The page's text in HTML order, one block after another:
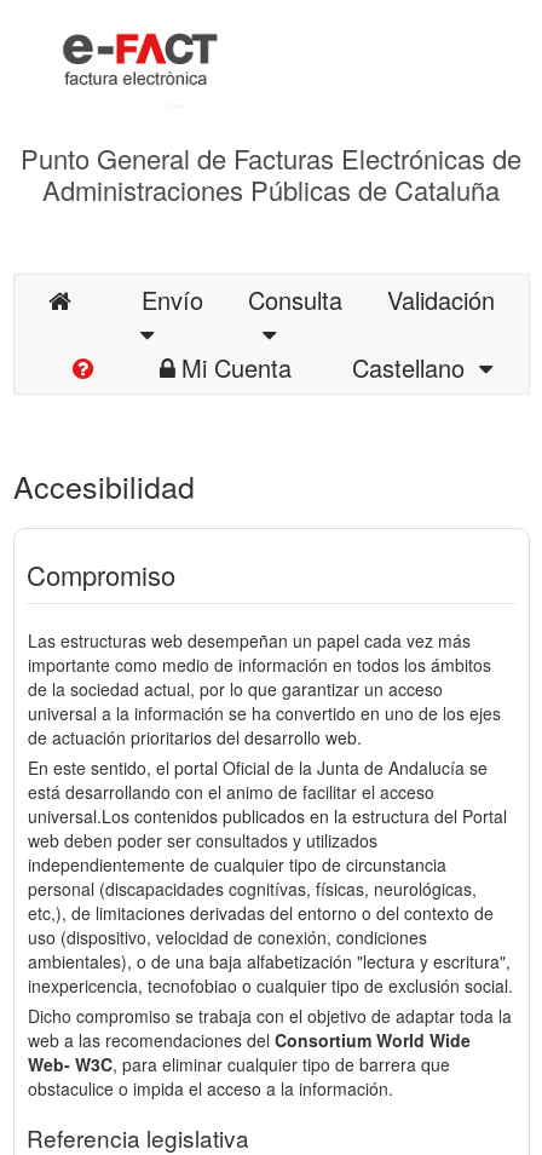
Punto General de Facturas Electrónicas de
Administraciones Públicas de Cataluña
Envío Consulta
Validación
Mi Cuenta
Castellano
Accesibilidad
Compromiso
Las estructuras web desempeñan un papel cada vez más
importante como medio de información en todos los ámbitos
de la sociedad actual, por lo que garantizar un acceso
universal a la información se ha convertido en uno de los ejes
de actuación prioritarios del desarrollo web.
En este sentido, el portal Oficial de la Junta de Andalucía se
está desarrollando con el animo de facilitar el acceso
universal.Los contenidos publicados en la estructura del Portal
web deben poder ser consultados y utilizados
independientemente de cualquier tipo de circunstancia
personal (discapacidades cognitívas, físicas, neurológicas,
etc,), de limitaciones derivadas del entorno o del contexto de
uso (dispositivo, velocidad de conexión, condiciones
ambientales), o de una baja alfabetización "lectura y escritura",
inexpericencia, tecnofobiao o cualquier tipo de exclusión social.
Dicho compromiso se trabaja con el objetivo de adaptar toda la
web a las recomendaciones del Consortium World Wide
Web- W3C, para eliminar cualquier tipo de barrera que
obstaculice o impida el acceso a la información.
Referencia legislativa